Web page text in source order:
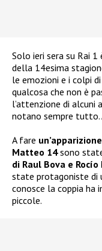
Solo ieri sera su Rai
della 14esima
le emozioni e i colpi
qualcosa che non è
l’attenzione di
notano sempre tutto.
A fare
Matteo 14sono
di Raul Bova e
state protagoniste di
conosce la coppia ha
piccole.